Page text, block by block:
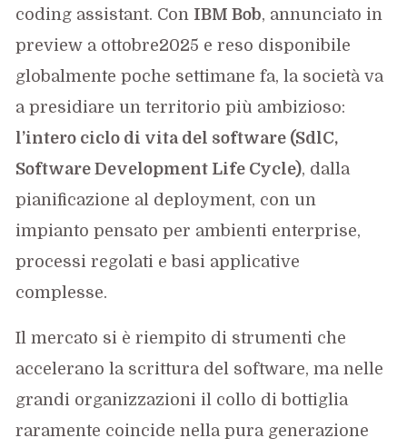
coding assistant. Con IBM Bob, annunciato in
preview a ottobre2025 e reso disponibile
globalmente poche settimane fa, la società va
a presidiare un territorio più ambizioso:
l’intero ciclo di vita del software (SdlC,
Software Development Life Cycle), dalla
pianificazione al deployment, con un
impianto pensato per ambienti enterprise,
processi regolati e basi applicative
complesse.
Il mercato si è riempito di strumenti che
accelerano la scrittura del software, ma nelle
grandi organizzazioni il collo di bottiglia
raramente coincide nella pura generazione